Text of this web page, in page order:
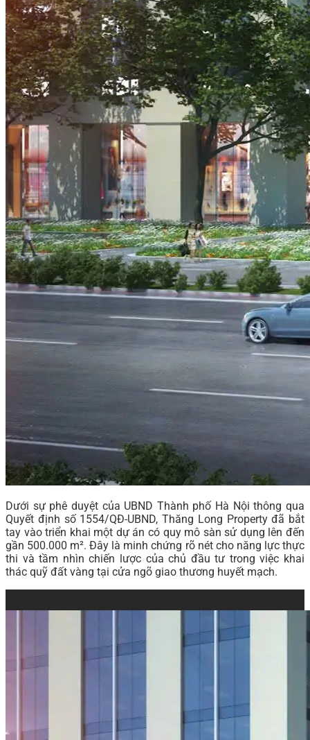
Dưới sự phê duyệt của UBND Thành phố Hà Nội thông qua
Quyết định số 1554/QĐ-UBND, Thăng Long Property đã bắt
tay vào triển khai một dự án có quy mô sàn sử dụng lên đến
gần 500.000 m². Đây là minh chứng rõ nét cho năng lực thực
thi và tầm nhìn chiến lược của chủ đầu tư trong việc khai
thác quỹ đất vàng tại cửa ngõ giao thương huyết mạch.